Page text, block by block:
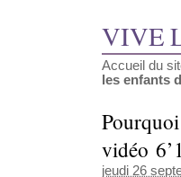
VIVE
Accueil du
les enfants
vidéo
jeudi 26